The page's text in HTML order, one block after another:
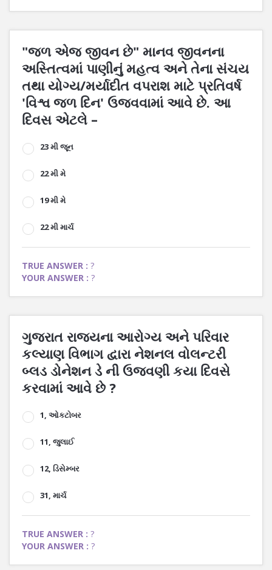
"જળ એજ જીવન છે" માનવ જીવનના
અસ્તિત્વમાં પાણીનું મહત્વ અને તેના સંચય
તથા યોગ્ય/મર્યાદીત વપરાશ માટે પ્રતિવર્ષ
'વિશ્વ જળ દિન' ઉજવવામાં આવે છે. આ
દિવસ એટલે –
23 મી જૂન
22 મી મે
19 મી મે
22 મી માર્ચ
TRUE ANSWER : ?
YOUR ANSWER : ?
ગુજરાત રાજ્યના આરોગ્ય અને પરિવાર
કલ્યાણ વિભાગ દ્વારા નેશનલ વોલન્ટરી
બ્લડ ડોનેશન ડે ની ઉજવણી કયા દિવસે
કરવામાં આવે છે ?
1, ઓકટોબર
11, જુલાઈ
12, ડિસેમ્બર
31, માર્ચ
TRUE ANSWER : ?
YOUR ANSWER : ?